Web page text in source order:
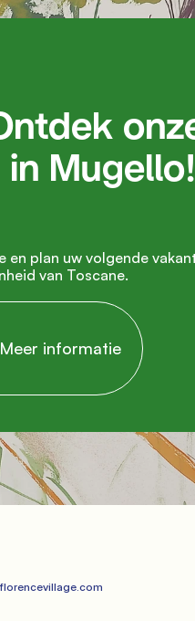
Mugello!
van Toscane.
Meer informatie